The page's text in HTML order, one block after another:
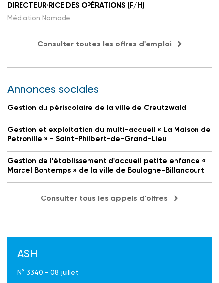
DIRECTEUR·RICE DES OPÉRATIONS (F/H)
Médiation Nomade
Consulter toutes les offres d'emploi
Annonces sociales
Gestion du périscolaire de la ville de Creutzwald
Gestion et exploitation du multi-accueil « La Maison de
Petronille » - Saint-Philbert-de-Grand-Lieu
Gestion de l'établissement d'accueil petite enfance «
Marcel Bontemps » de la ville de Boulogne-Billancourt
Consulter tous les appels d'offres
ASH
N° 3340 - 08 juillet